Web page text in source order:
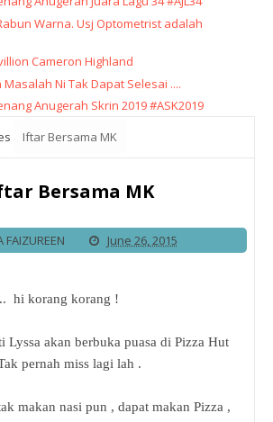
Warna. Usj Optometrist adalah
Cameron Highland
Ni Tak Dapat Selesai ....
Anugerah Skrin 2019 #ASK2019
Iftar Bersama MK
Bersama MK
FAIZUREEN June 26, 2015
hi korang korang !
Lyssa akan berbuka puasa di Pizza Hut
pernah miss lagi lah .
makan nasi pun , dapat makan Pizza ,